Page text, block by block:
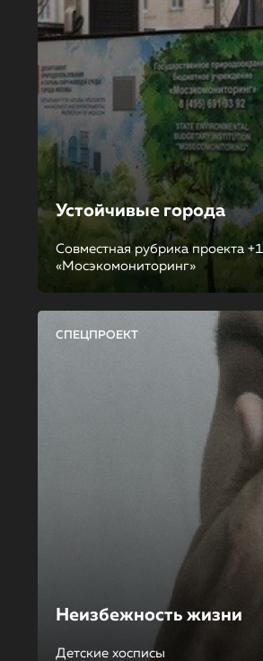
Устойчивые города
Совместная рубрика проекта
«Мосэкомониторинг»
СПЕЦПРОЕКТ
Неизбежность жизни
Детские хосписы